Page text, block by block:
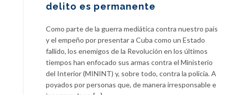
delito es permanente
Como parte de la guerra mediática contra nuestro país
y el empeño por presentar a Cuba como un Estado
fallido, los enemigos de la Revolución en los últimos
tiempos han enfocado sus armas contra el Ministerio
del Interior (MININT) y, sobre todo, contra la policía. A
poyados por personas que, de manera irresponsable e